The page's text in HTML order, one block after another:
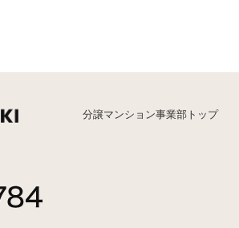
分譲マンション事業部トップ